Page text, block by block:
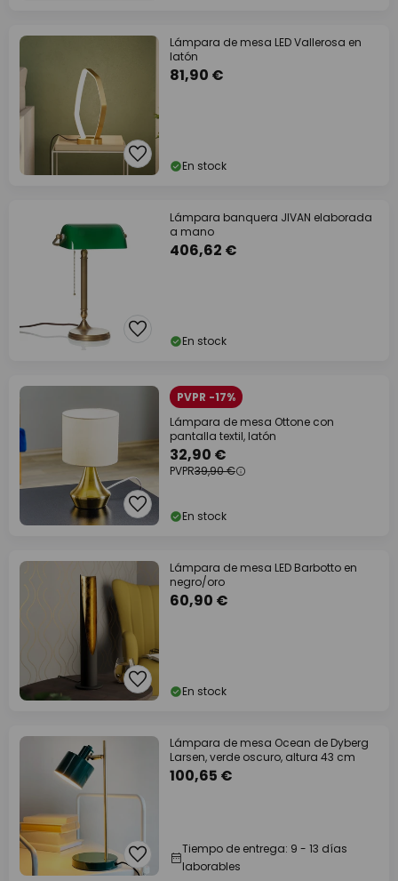
Lámpara de mesa LED Vallerosa en
latón
81,90 €
En stock
Lámpara banquera JIVAN elaborada
a mano
406,62 €
En stock
PVPR -17%
Lámpara de mesa Ottone con
pantalla textil, latón
32,90 €
PVPR39,90 €
En stock
Lámpara de mesa LED Barbotto en
negro/oro
60,90 €
En stock
Lámpara de mesa Ocean de Dyberg
Larsen, verde oscuro, altura 43 cm
100,65 €
Tiempo de entrega: 9 - 13 días
laborables